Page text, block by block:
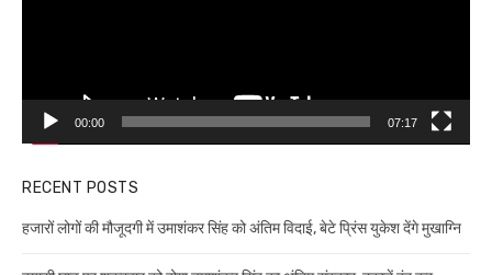
00:00 07:17
RECENT POSTS
हजारों लोगों की मौजूदगी में उमाशंकर सिंह को अंतिम विदाई, बेटे प्रिंस युकेश देंगे मुखाग्नि